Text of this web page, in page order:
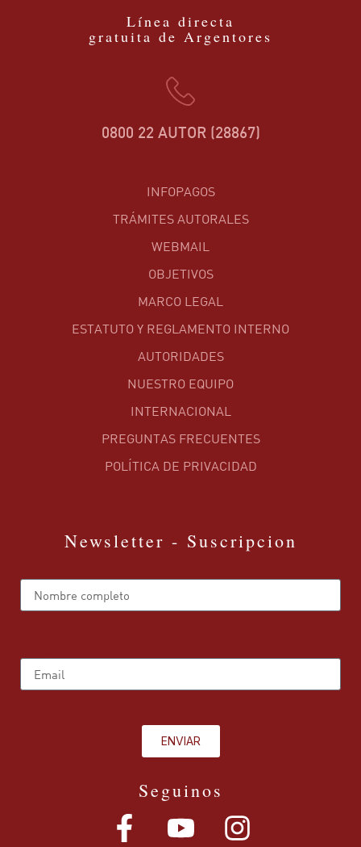
Línea directa
gratuita de Argentores
0800 22 AUTOR (28867)
INFOPAGOS
TRÁMITES AUTORALES
WEBMAIL
OBJETIVOS
MARCO LEGAL
ESTATUTO Y REGLAMENTO INTERNO
AUTORIDADES
NUESTRO EQUIPO
INTERNACIONAL
PREGUNTAS FRECUENTES
POLÍTICA DE PRIVACIDAD
Newsletter - Suscripcion
ENVIAR
Seguinos